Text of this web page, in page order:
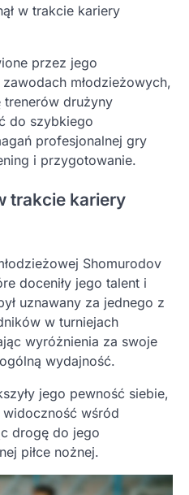
w trakcie kariery
przez jego
zawodach młodzieżowych,
trenerów drużyny
do szybkiego
profesjonalnej gry
i przygotowanie.
trakcie kariery
Shomurodov
doceniły jego talent i
uznawany za jednego z
w turniejach
wyróżnienia za swoje
wydajność.
jego pewność siebie,
widoczność wśród
drogę do jego
piłce nożnej.